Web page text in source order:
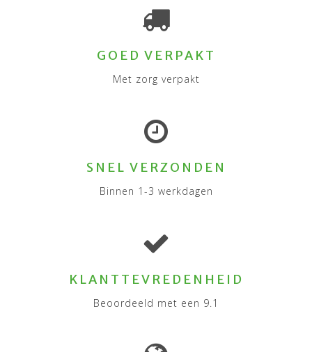
GOED VERPAKT
Met zorg verpakt
SNEL VERZONDEN
Binnen 1-3 werkdagen
KLANTTEVREDENHEID
Beoordeeld met een 9.1